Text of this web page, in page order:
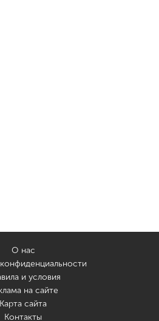
О нас
и условия
на сайте
Карта сайта
Контакты